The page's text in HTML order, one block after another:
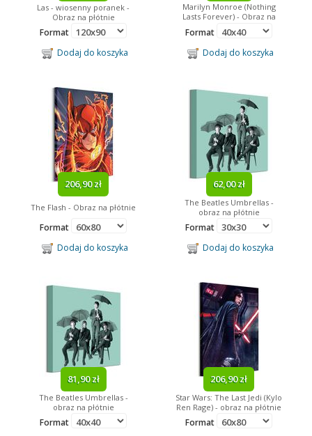
Las - wiosenny poranek -
Obraz na płótnie
Format
Dodaj do koszyka
Marilyn Monroe (Nothing
Lasts Forever) - Obraz na
Format
Dodaj do koszyka
206,90 zł
The Flash - Obraz na płótnie
Format
Dodaj do koszyka
62,00 zł
The Beatles Umbrellas -
obraz na płótnie
Format
Dodaj do koszyka
81,90 zł
The Beatles Umbrellas -
obraz na płótnie
Format
206,90 zł
Star Wars: The Last Jedi (Kylo
Ren Rage) - obraz na płótnie
Format